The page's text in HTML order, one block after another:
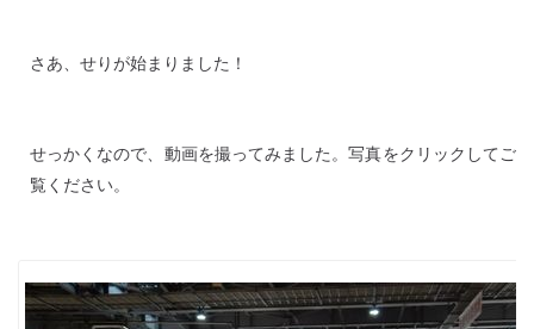
さあ、せりが始まりました！
せっかくなので、動画を撮ってみました。写真をクリックしてご
覧ください。